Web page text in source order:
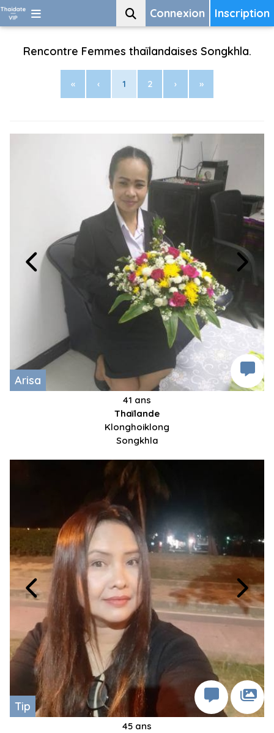
Inscription
Connexion
Rencontre Femmes thaïlandaises Songkhla.
« ‹ 1 2 › »
Arisa
41 ans
Thaïlande
Klonghoiklong
Songkhla
Tip
45 ans